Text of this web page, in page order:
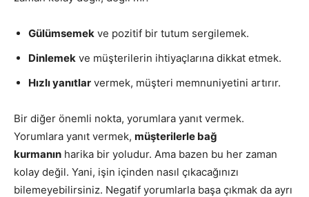
Gülümsemek ve pozitif bir tutum sergilemek.
Dinlemek ve müşterilerin ihtiyaçlarına dikkat etmek.
Hızlı yanıtlar vermek, müşteri memnuniyetini artırır.
Bir diğer önemli nokta, yorumlara yanıt vermek.
Yorumlara yanıt vermek, müşterilerle bağ
kurmanın harika bir yoludur. Ama bazen bu her zaman
kolay değil. Yani, işin içinden nasıl çıkacağınızı
bilemeyebilirsiniz. Negatif yorumlarla başa çıkmak da ayrı